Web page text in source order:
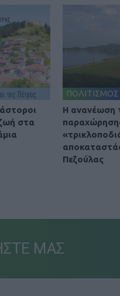
στα
ΠΟΛΙΤΙΣΜΟΣ
Η ανανέωση
Πεζούλας
ΜΑΣ